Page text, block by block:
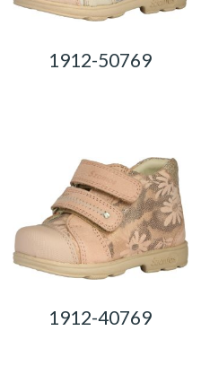
1912-50769
1912-40769